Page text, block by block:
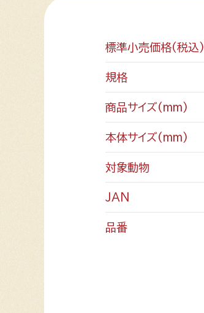
標準小売価格(税込)
規格
商品サイズ(mm)
本体サイズ(mm)
対象動物
JAN
品番